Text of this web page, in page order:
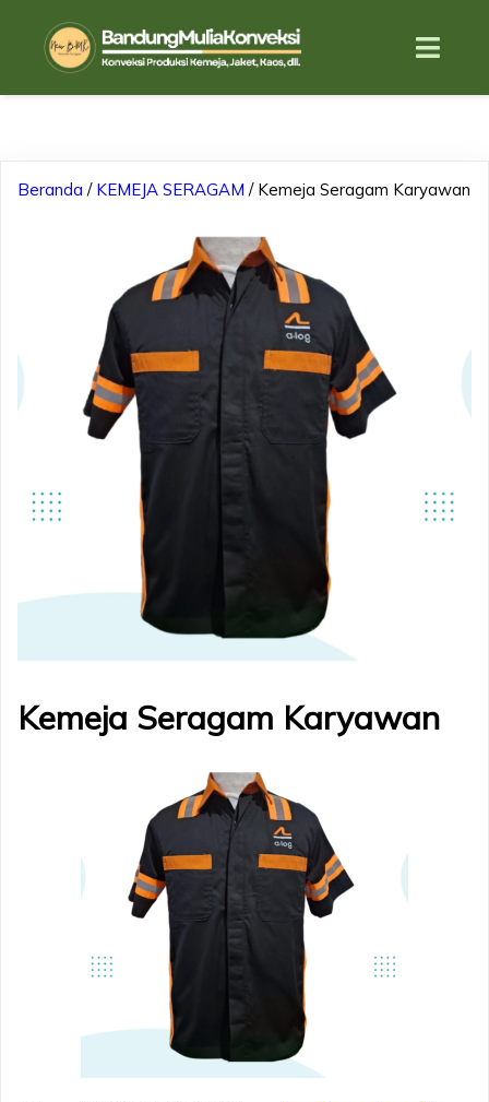
Beranda / KEMEJA SERAGAM / Kemeja Seragam Karyawan
Kemeja Seragam Karyawan